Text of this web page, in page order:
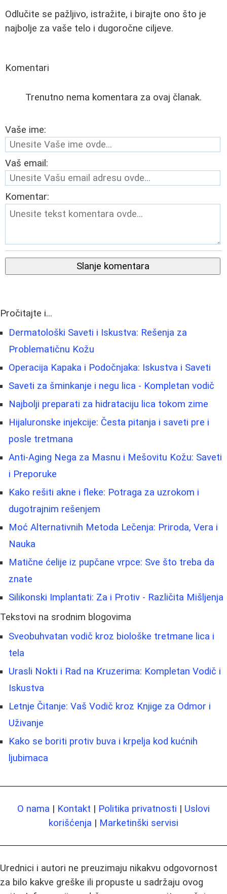
Odlučite se pažljivo, istražite, i birajte ono što je
najbolje za vaše telo i dugoročne ciljeve.
Komentari
Trenutno nema komentara za ovaj članak.
Vaše ime:
Vaš email:
Komentar:
Slanje komentara
Pročitajte i...
Dermatološki Saveti i Iskustva: Rešenja za
Problematičnu Kožu
Operacija Kapaka i Podočnjaka: Iskustva i Saveti
Saveti za šminkanje i negu lica - Kompletan vodič
Najbolji preparati za hidrataciju lica tokom zime
Hijaluronske injekcije: Česta pitanja i saveti pre i
posle tretmana
Anti-Aging Nega za Masnu i Mešovitu Kožu: Saveti
i Preporuke
Kako rešiti akne i fleke: Potraga za uzrokom i
dugotrajnim rešenjem
Moć Alternativnih Metoda Lečenja: Priroda, Vera i
Nauka
Matične ćelije iz pupčane vrpce: Sve što treba da
znate
Silikonski Implantati: Za i Protiv - Različita Mišljenja
Tekstovi na srodnim blogovima
Sveobuhvatan vodič kroz biološke tretmane lica i
tela
Urasli Nokti i Rad na Kruzerima: Kompletan Vodič i
Iskustva
Letnje Čitanje: Vaš Vodič kroz Knjige za Odmor i
Uživanje
Kako se boriti protiv buva i krpelja kod kućnih
ljubimaca
O nama | Kontakt | Politika privatnosti | Uslovi
korišćenja | Marketinški servisi
Urednici i autori ne preuzimaju nikakvu odgovornost
za bilo kakve greške ili propuste u sadržaju ovog